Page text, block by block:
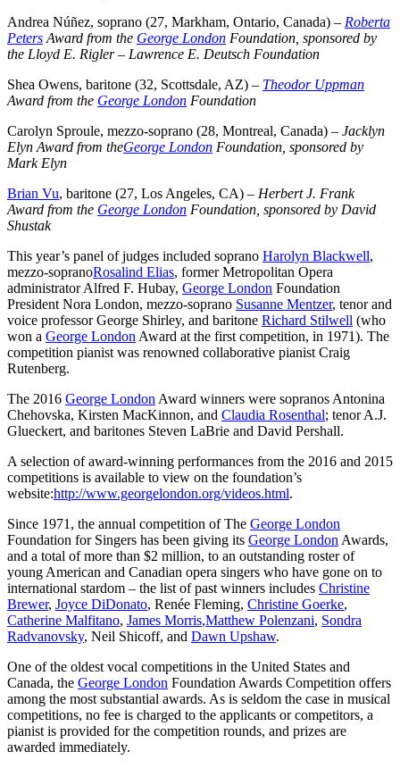
Andrea Núñez, soprano (27, Markham, Ontario, Canada) – Roberta
Peters Award from the George London Foundation, sponsored by
the Lloyd E. Rigler – Lawrence E. Deutsch Foundation
Shea Owens, baritone (32, Scottsdale, AZ) – Theodor Uppman
Award from the George London Foundation
Carolyn Sproule, mezzo-soprano (28, Montreal, Canada) – Jacklyn
Elyn Award from theGeorge London Foundation, sponsored by
Mark Elyn
Brian Vu, baritone (27, Los Angeles, CA) – Herbert J. Frank
Award from the George London Foundation, sponsored by David
Shustak
This year’s panel of judges included soprano Harolyn Blackwell,
mezzo-sopranoRosalind Elias, former Metropolitan Opera
administrator Alfred F. Hubay, George London Foundation
President Nora London, mezzo-soprano Susanne Mentzer, tenor and
voice professor George Shirley, and baritone Richard Stilwell (who
won a George London Award at the first competition, in 1971). The
competition pianist was renowned collaborative pianist Craig
Rutenberg.
The 2016 George London Award winners were sopranos Antonina
Chehovska, Kirsten MacKinnon, and Claudia Rosenthal; tenor A.J.
Glueckert, and baritones Steven LaBrie and David Pershall.
A selection of award-winning performances from the 2016 and 2015
competitions is available to view on the foundation’s
website:http://www.georgelondon.org/videos.html.
Since 1971, the annual competition of The George London
Foundation for Singers has been giving its George London Awards,
and a total of more than $2 million, to an outstanding roster of
young American and Canadian opera singers who have gone on to
international stardom – the list of past winners includes Christine
Brewer, Joyce DiDonato, Renée Fleming, Christine Goerke,
Catherine Malfitano, James Morris,Matthew Polenzani, Sondra
Radvanovsky, Neil Shicoff, and Dawn Upshaw.
One of the oldest vocal competitions in the United States and
Canada, the George London Foundation Awards Competition offers
among the most substantial awards. As is seldom the case in musical
competitions, no fee is charged to the applicants or competitors, a
pianist is provided for the competition rounds, and prizes are
awarded immediately.